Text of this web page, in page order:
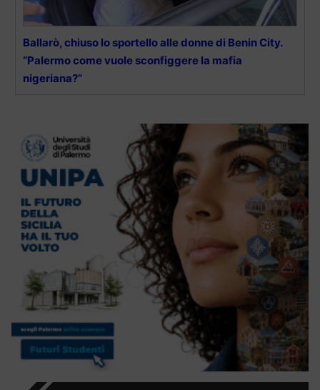
Ballarò, chiuso lo sportello alle donne di Benin City.
“Palermo come vuole sconfiggere la mafia
nigeriana?”